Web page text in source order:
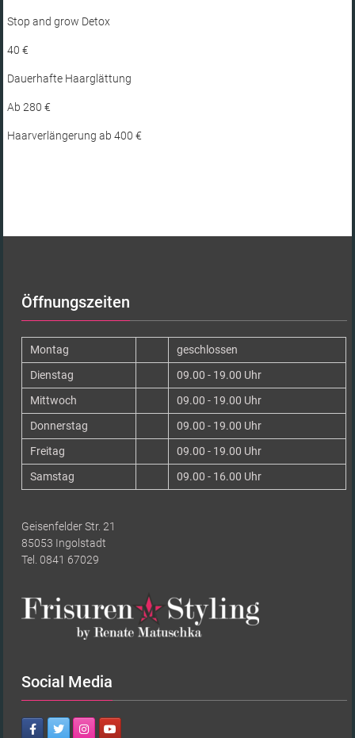
Stop and grow Detox
40 €
Dauerhafte Haarglättung
Ab 280 €
Haarverlängerung ab 400 €
Öffnungszeiten
Montag
geschlossen
Dienstag
09.00 - 19.00 Uhr
Mittwoch
09.00 - 19.00 Uhr
Donnerstag
09.00 - 19.00 Uhr
Freitag
09.00 - 19.00 Uhr
Samstag
09.00 - 16.00 Uhr
Geisenfelder Str. 21
85053 Ingolstadt
Tel. 0841 67029
Social Media